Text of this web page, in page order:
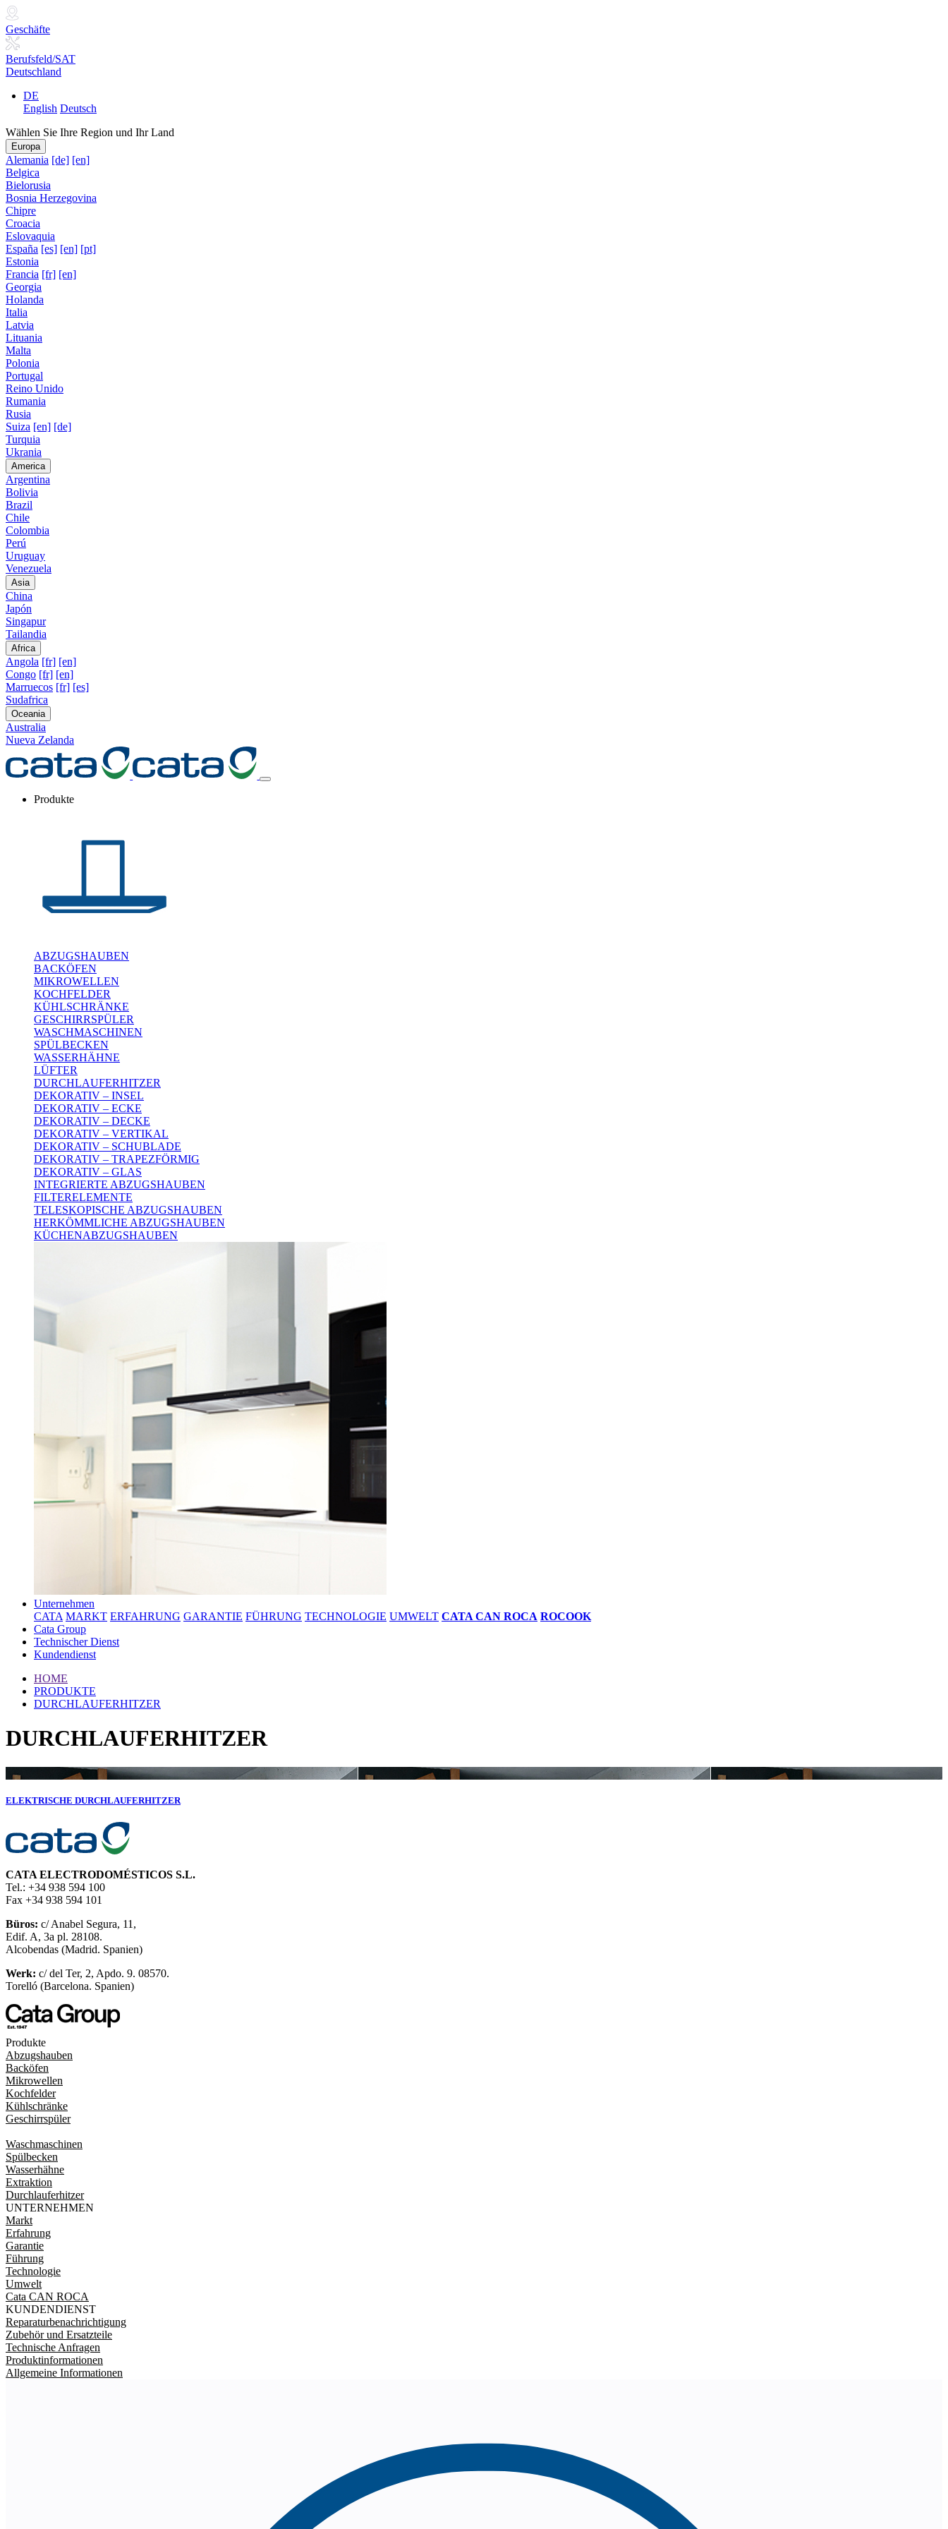
Geschäfte
Berufsfeld/SAT
Deutschland
DE
English Deutsch
Wählen Sie Ihre Region und Ihr Land
Europa
Alemania [de] [en]
Belgica
Bielorusia
Bosnia Herzegovina
Chipre
Croacia
Eslovaquia
España [es] [en] [pt]
Estonia
Francia [fr] [en]
Georgia
Holanda
Italia
Latvia
Lituania
Malta
Polonia
Portugal
Reino Unido
Rumania
Rusia
Suiza [en] [de]
Turquia
Ukrania
America
Argentina
Bolivia
Brazil
Chile
Colombia
Perú
Uruguay
Venezuela
Asia
China
Japón
Singapur
Tailandia
Africa
Angola [fr] [en]
Congo [fr] [en]
Marruecos [fr] [es]
Sudafrica
Oceania
Australia
Nueva Zelanda
Produkte
ABZUGSHAUBEN
BACKÖFEN
MIKROWELLEN
KOCHFELDER
KÜHLSCHRÄNKE
GESCHIRRSPÜLER
WASCHMASCHINEN
SPÜLBECKEN
WASSERHÄHNE
LÜFTER
DURCHLAUFERHITZER
DEKORATIV – INSEL
DEKORATIV – ECKE
DEKORATIV – DECKE
DEKORATIV – VERTIKAL
DEKORATIV – SCHUBLADE
DEKORATIV – TRAPEZFÖRMIG
DEKORATIV – GLAS
INTEGRIERTE ABZUGSHAUBEN
FILTERELEMENTE
TELESKOPISCHE ABZUGSHAUBEN
HERKÖMMLICHE ABZUGSHAUBEN
KÜCHENABZUGSHAUBEN
Unternehmen
CATA MARKT ERFAHRUNG GARANTIE FÜHRUNG TECHNOLOGIE UMWELT CATA CAN ROCA ROCOOK
Cata Group
Technischer Dienst
Kundendienst
HOME
PRODUKTE
DURCHLAUFERHITZER
DURCHLAUFERHITZER
ELEKTRISCHE DURCHLAUFERHITZER
CATA ELECTRODOMÉSTICOS S.L.
Tel.: +34 938 594 100
Fax +34 938 594 101
Büros: c/ Anabel Segura, 11,
Edif. A, 3a pl. 28108.
Alcobendas (Madrid. Spanien)
Werk: c/ del Ter, 2, Apdo. 9. 08570.
Torelló (Barcelona. Spanien)
Produkte
Abzugshauben
Backöfen
Mikrowellen
Kochfelder
Kühlschränke
Geschirrspüler
Waschmaschinen
Spülbecken
Wasserhähne
Extraktion
Durchlauferhitzer
UNTERNEHMEN
Markt
Erfahrung
Garantie
Führung
Technologie
Umwelt
Cata CAN ROCA
KUNDENDIENST
Reparaturbenachrichtigung
Zubehör und Ersatzteile
Technische Anfragen
Produktinformationen
Allgemeine Informationen